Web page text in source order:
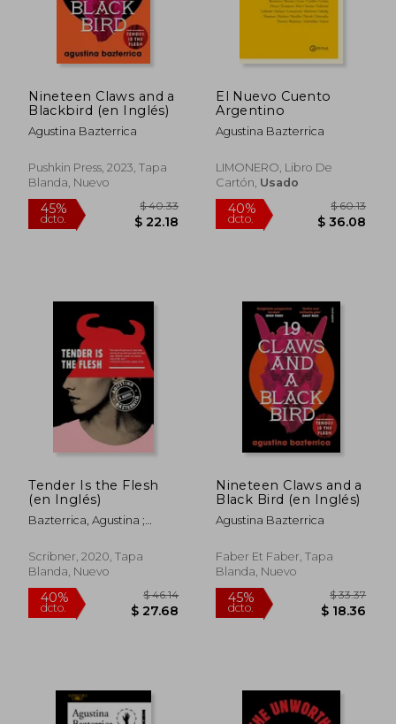
Nineteen Claws and a
Blackbird (en Inglés)
Agustina Bazterrica
Pushkin Press, 2023, Tapa
Blanda, Nuevo
El Nuevo Cuento
Argentino
Agustina Bazterrica
LIMONERO, Libro De
Cartón, Usado
Tender Is the Flesh
(en Inglés)
Bazterrica, Agustina ;
Scribner, 2020, Tapa
Blanda, Nuevo
Nineteen Claws and a
Black Bird (en Inglés)
Agustina Bazterrica
Faber Et Faber, Tapa
Blanda, Nuevo